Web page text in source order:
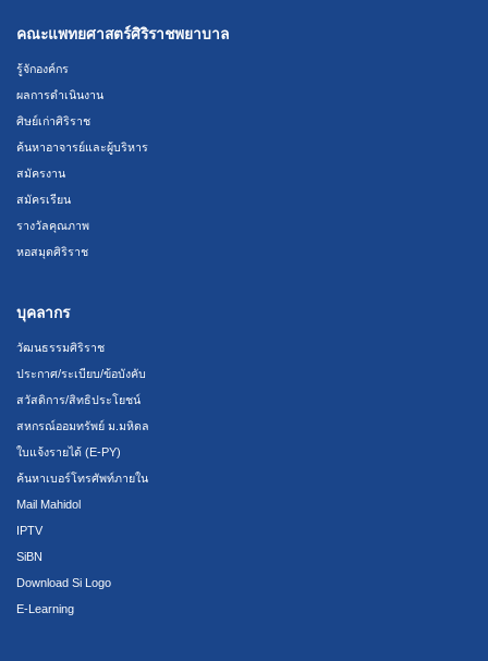
คณะแพทยศาสตร์ศิริราชพยาบาล
รู้จักองค์กร
ผลการดำเนินงาน
ศิษย์เก่าศิริราช
ค้นหาอาจารย์และผู้บริหาร
สมัครงาน
สมัครเรียน
รางวัลคุณภาพ
หอสมุดศิริราช
บุคลากร
วัฒนธรรมศิริราช
ประกาศ/ระเบียบ/ข้อบังคับ
สวัสดิการ/สิทธิประโยชน์
สหกรณ์ออมทรัพย์ ม.มหิดล
ใบแจ้งรายได้ (E-PY)
ค้นหาเบอร์โทรศัพท์ภายใน
Mail Mahidol
IPTV
SiBN
Download Si Logo
E-Learning